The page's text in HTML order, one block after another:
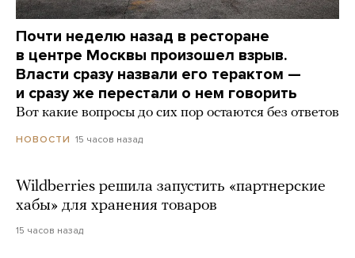
Почти неделю назад в ресторане
в центре Москвы произошел взрыв.
Власти сразу назвали его терактом —
и сразу же перестали о нем говорить
Вот какие вопросы до сих пор остаются без ответов
НОВОСТИ 15 часов назад
Wildberries решила запустить «партнерские
хабы» для хранения товаров
15 часов назад